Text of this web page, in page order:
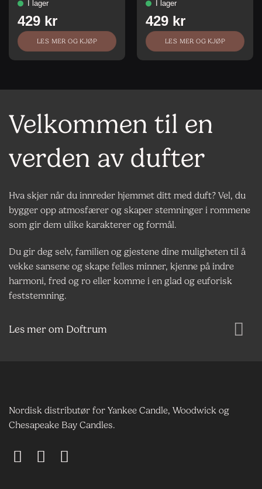
LES MER OG KJØP LES MER OG KJØP
Velkommen til en
verden av dufter
Hva skjer når du innreder hjemmet ditt med duft? Vel, du
bygger opp atmosfærer og skaper stemninger i rommene
som gir dem ulike karakterer og formål.
Du gir deg selv, familien og gjestene dine muligheten til å
vekke sansene og skape felles minner, kjenne på indre
harmoni, fred og ro eller komme i en glad og euforisk
feststemning.
Les mer om Doftrum
Nordisk distributør for Yankee Candle, Woodwick og
Chesapeake Bay Candles.